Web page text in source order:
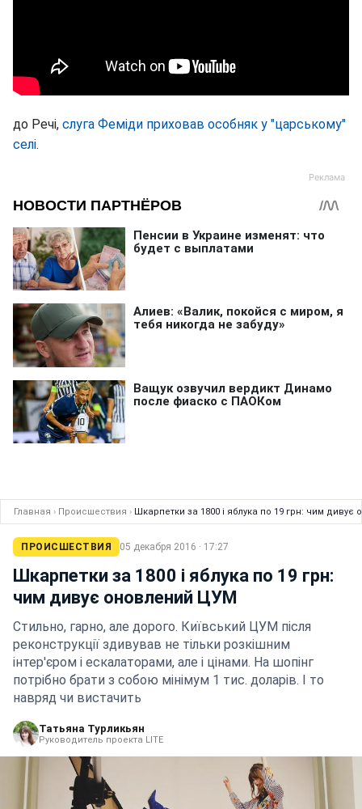
до Речі, слуга Феміди приховав особняк у "царському"
селі.
Главная › Происшествия › Шкарпетки за 1800 і яблука по 19 грн: чим
ПРОИСШЕСТВИЯ 05 декабря 2016 · 17:27
Шкарпетки за 1800 і яблука по 19 грн:
чим дивує оновлений ЦУМ
Стильно, гарно, але дорого. Київський ЦУМ після
реконструкції здивував не тільки розкішним
інтер'єром і ескалаторами, але і цінами. На шопінг
потрібно брати з собою мінімум 1 тис. доларів. І то
навряд чи вистачить
Татьяна Турликьян
Руководитель проекта LITE